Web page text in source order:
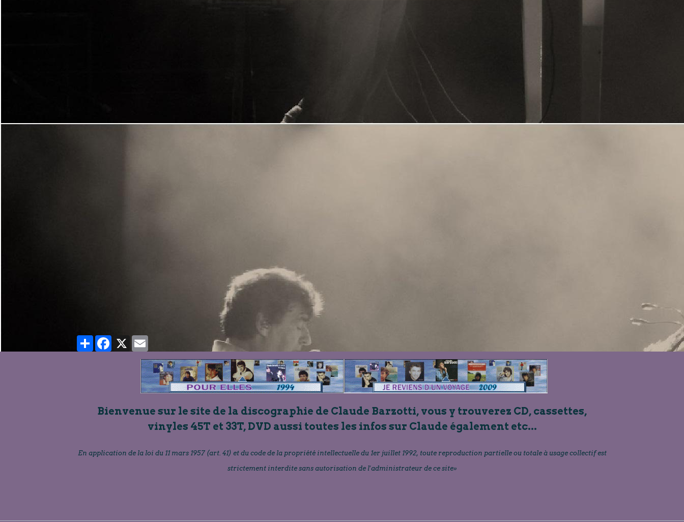
Partager
Facebook
X
Bienvenue sur le site de la discographie de Claude Barzotti, vous y trouverez CD, cassettes,
vinyles 45T et 33T, DVD aussi toutes les infos sur Claude également etc...
En application de la loi du 11 mars 1957 (art. 41) et du code de la propriété intellectuelle du 1er juillet 1992, toute reproduction partielle ou totale à usage collectif est
strictement interdite sans autorisation de l'administrateur de ce site»